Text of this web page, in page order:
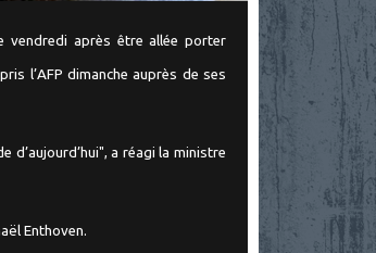
vendredi après être allée porter
l’AFP dimanche auprès de ses
d’aujourd’hui", a réagi la ministre
Enthoven.